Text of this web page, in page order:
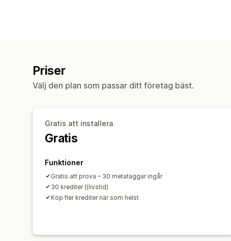
Priser
Välj den plan som passar ditt företag bäst.
Gratis att installera
Gratis
Funktioner
Gratis att prova – 30 metataggar ingår
30 krediter ((livstid)
Köp fler krediter när som helst